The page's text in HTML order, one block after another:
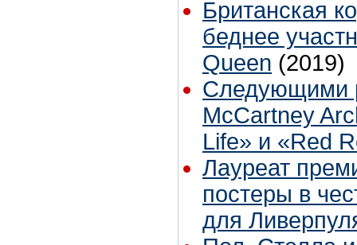
Британская
беднее
Queen (2019)
Следующими
McCartney
Life» и «Red
Лауреат
постеры в
для